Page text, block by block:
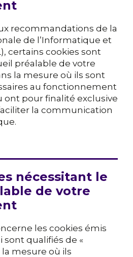
recommandations de la
de l’Informatique et
certains cookies sont
préalable de votre
la mesure où ils sont
au fonctionnement
ont pour finalité exclusive
la communication
nécessitant le
de votre
les cookies émis
sont qualifiés de «
mesure où ils